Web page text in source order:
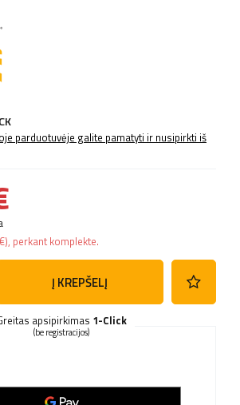
parduotuvėje galite pamatyti ir nusipirkti iš
€), perkant komplekte.
Į KREPŠELĮ
apsipirkimas 1-Click
(be registracijos)